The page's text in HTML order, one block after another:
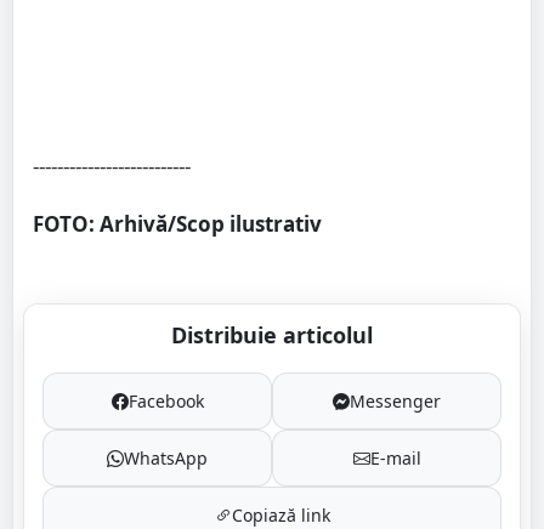
--------------------------
FOTO: Arhivă/Scop ilustrativ
Distribuie articolul
Facebook Messenger
WhatsApp E-mail
Copiază link